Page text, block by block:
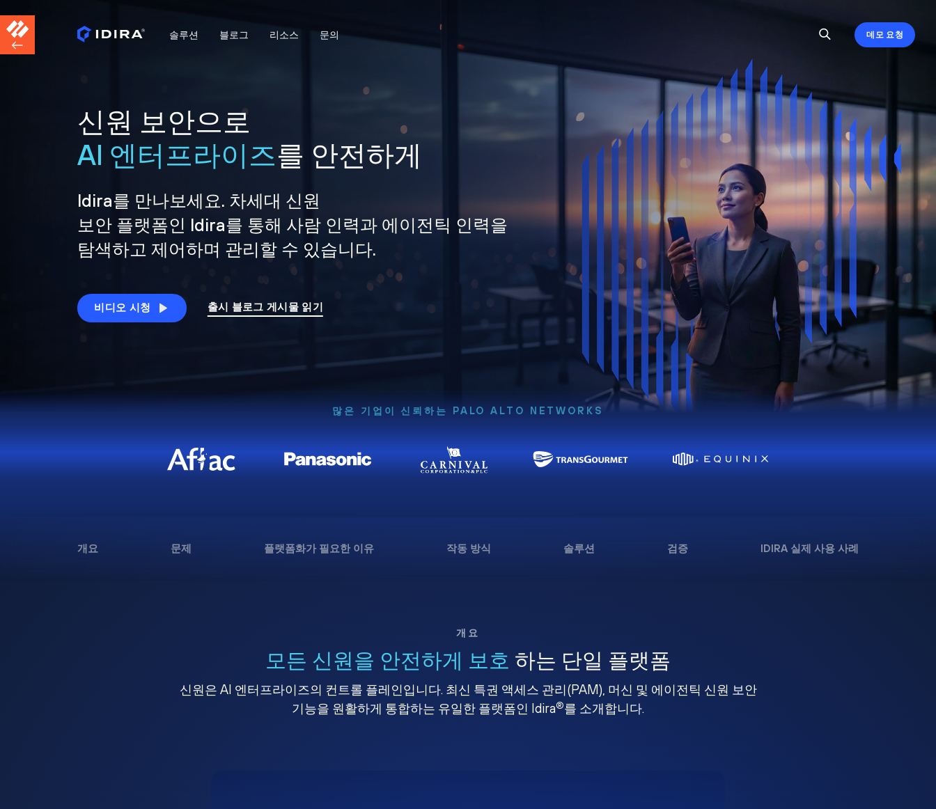
솔루션 블로그 리소스 문의 데모 요청
신원 보안으로
AI 엔터프라이즈를 안전하게
Idira를 만나보세요. 차세대 신원
보안 플랫폼인 Idira를 통해 사람 인력과 에이전틱 인력을
탐색하고 제어하며 관리할 수 있습니다.
비디오 시청 출시 블로그 게시물 읽기
많은 기업이 신뢰하는 PALO ALTO NETWORKS
개요 문제 플랫폼화가 필요한 이유 작동 방식 솔루션 검증 IDIRA 실제 사용 사례
개요
모든 신원을 안전하게 보호 하는 단일 플랫폼
신원은 AI 엔터프라이즈의 컨트롤 플레인입니다. 최신 특권 액세스 관리(PAM), 머신 및 에이전틱 신원 보안
기능을 원활하게 통합하는 유일한 플랫폼인 Idira®를 소개합니다.